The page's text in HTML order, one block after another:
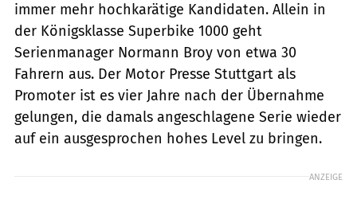
immer mehr hochkarätige Kandidaten. Allein in
der Königsklasse Superbike 1000 geht
Serienmanager Normann Broy von etwa 30
Fahrern aus. Der Motor Presse Stuttgart als
Promoter ist es vier Jahre nach der Übernahme
gelungen, die damals angeschlagene Serie wieder
auf ein ausgesprochen hohes Level zu bringen.
ANZEIGE